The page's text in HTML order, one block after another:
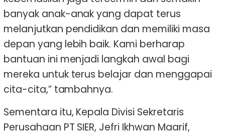
banyak anak-anak yang dapat terus
melanjutkan pendidikan dan memiliki masa
depan yang lebih baik. Kami berharap
bantuan ini menjadi langkah awal bagi
mereka untuk terus belajar dan menggapai
cita-cita,” tambahnya.
Sementara itu, Kepala Divisi Sekretaris
Perusahaan PT SIER, Jefri Ikhwan Maarif,